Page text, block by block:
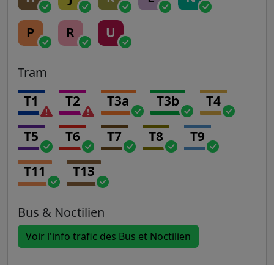
P R U
Tram
T1 T2 T3a T3b T4
T5 T6 T7 T8 T9
T11 T13
Bus & Noctilien
Voir l'info trafic des Bus et Noctilien